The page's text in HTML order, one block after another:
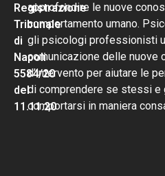
Registrazione
Tribunale
di
Napoli
5584/20
del
11.11.20
approfondire le nuove
comportamento umano.
gli psicologi professionisti
comunicazione delle nuove
d’intervento per aiutare le
di comprendere se stessi e
comportarsi in maniera